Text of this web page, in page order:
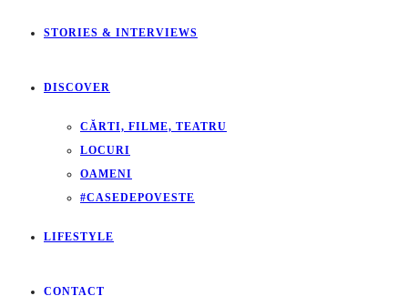
STORIES & INTERVIEWS
DISCOVER
CĂRTI, FILME, TEATRU
LOCURI
OAMENI
#CASEDEPOVESTE
LIFESTYLE
CONTACT